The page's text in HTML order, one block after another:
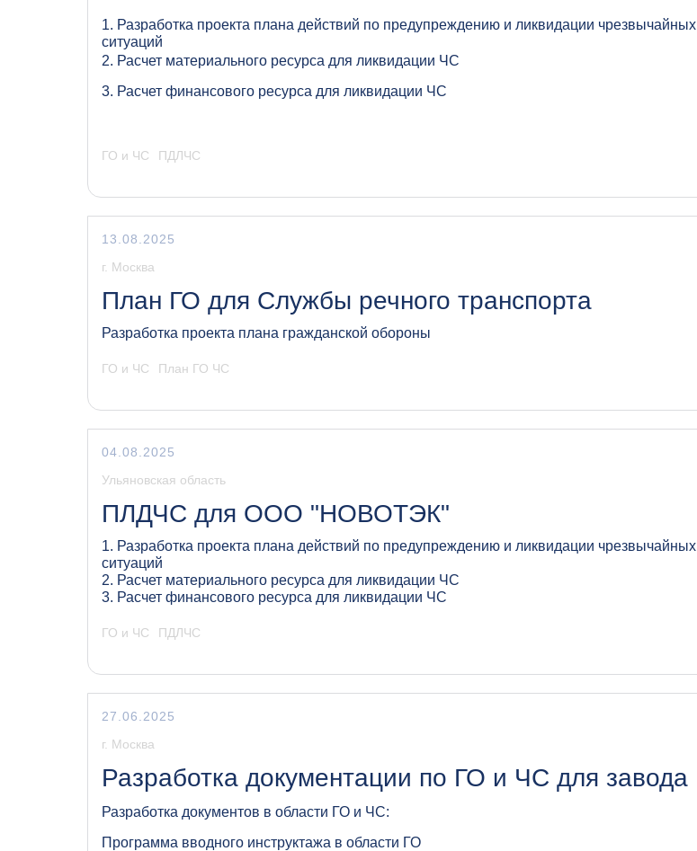
1. Разработка проекта плана действий по предупреждению и ликвидации чрезвычайных
ситуаций
2. Расчет материального ресурса для ликвидации ЧС
3. Расчет финансового ресурса для ликвидации ЧС
ГО и ЧС ПДЛЧС
13.08.2025
г. Москва
План ГО для Службы речного транспорта
Разработка проекта плана гражданской обороны
ГО и ЧС План ГО ЧС
04.08.2025
Ульяновская область
ПЛДЧС для ООО "НОВОТЭК"
1. Разработка проекта плана действий по предупреждению и ликвидации чрезвычайных
ситуаций
2. Расчет материального ресурса для ликвидации ЧС
3. Расчет финансового ресурса для ликвидации ЧС
ГО и ЧС ПДЛЧС
27.06.2025
г. Москва
Разработка документации по ГО и ЧС для завода
Разработка документов в области ГО и ЧС:
Программа вводного инструктажа в области ГО